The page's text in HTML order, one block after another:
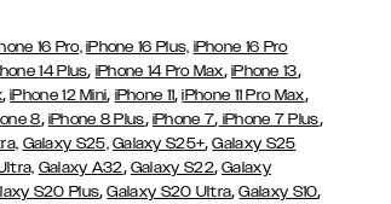
16 Pro, iPhone 16 Plus, iPhone 16 Pro
14 Plus, iPhone 14 Pro Max, iPhone 13,
,iPhone 12 Mini, iPhone 11,iPhone 11 Pro Max,
8, iPhone 8 Plus, iPhone 7, iPhone 7 Plus,
Galaxy S25, Galaxy S25+,Galaxy S25
Galaxy A32, Galaxy S22,Galaxy
S20 Plus,Galaxy S20 Ultra,Galaxy S10,